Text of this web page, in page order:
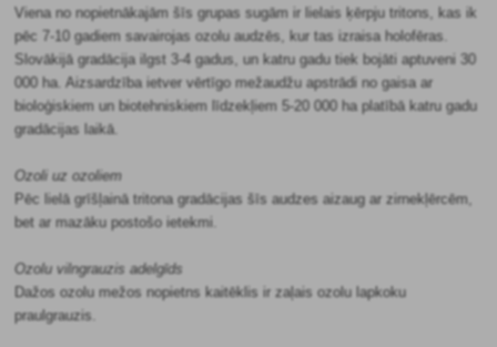
Viena no nopietnākajām šīs grupas sugām ir lielais ķērpju tritons, kas ik
pēc 7-10 gadiem savairojas ozolu audzēs, kur tas izraisa holofēras.
Slovākijā gradācija ilgst 3-4 gadus, un katru gadu tiek bojāti aptuveni 30
000 ha. Aizsardzība ietver vērtīgo mežaudžu apstrādi no gaisa ar
bioloģiskiem un biotehniskiem līdzekļiem 5-20 000 ha platībā katru gadu
gradācijas laikā.
Ozoli uz ozoliem
Pēc lielā grīšļainā tritona gradācijas šīs audzes aizaug ar zirnekļērcēm,
bet ar mazāku postošo ietekmi.
Ozolu vilngrauzis adelgīds
Dažos ozolu mežos nopietns kaitēklis ir zaļais ozolu lapkoku
praulgrauzis.